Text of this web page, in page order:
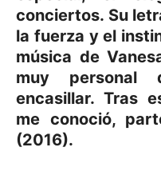
conciertos. Su
la fuerza y el
música de
muy
encasillar. Tras
me conoció,
(2016).